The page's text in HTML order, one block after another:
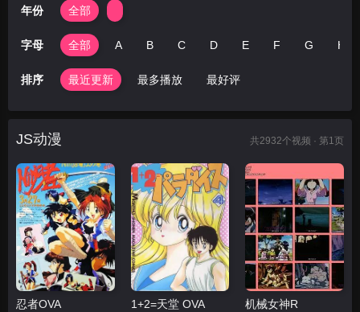
年份 全部
字母 全部 A B C D E F G H
排序 最近更新 最多播放 最好评
JS动漫 共2932个视频 · 第1页
忍者OVA 1+2=天堂 OVA 机械女神R